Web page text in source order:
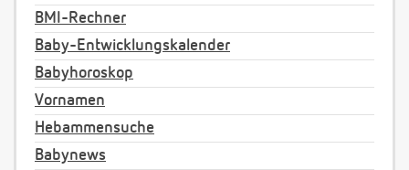
BMI-Rechner
Baby-Entwicklungskalender
Babyhoroskop
Vornamen
Hebammensuche
Babynews